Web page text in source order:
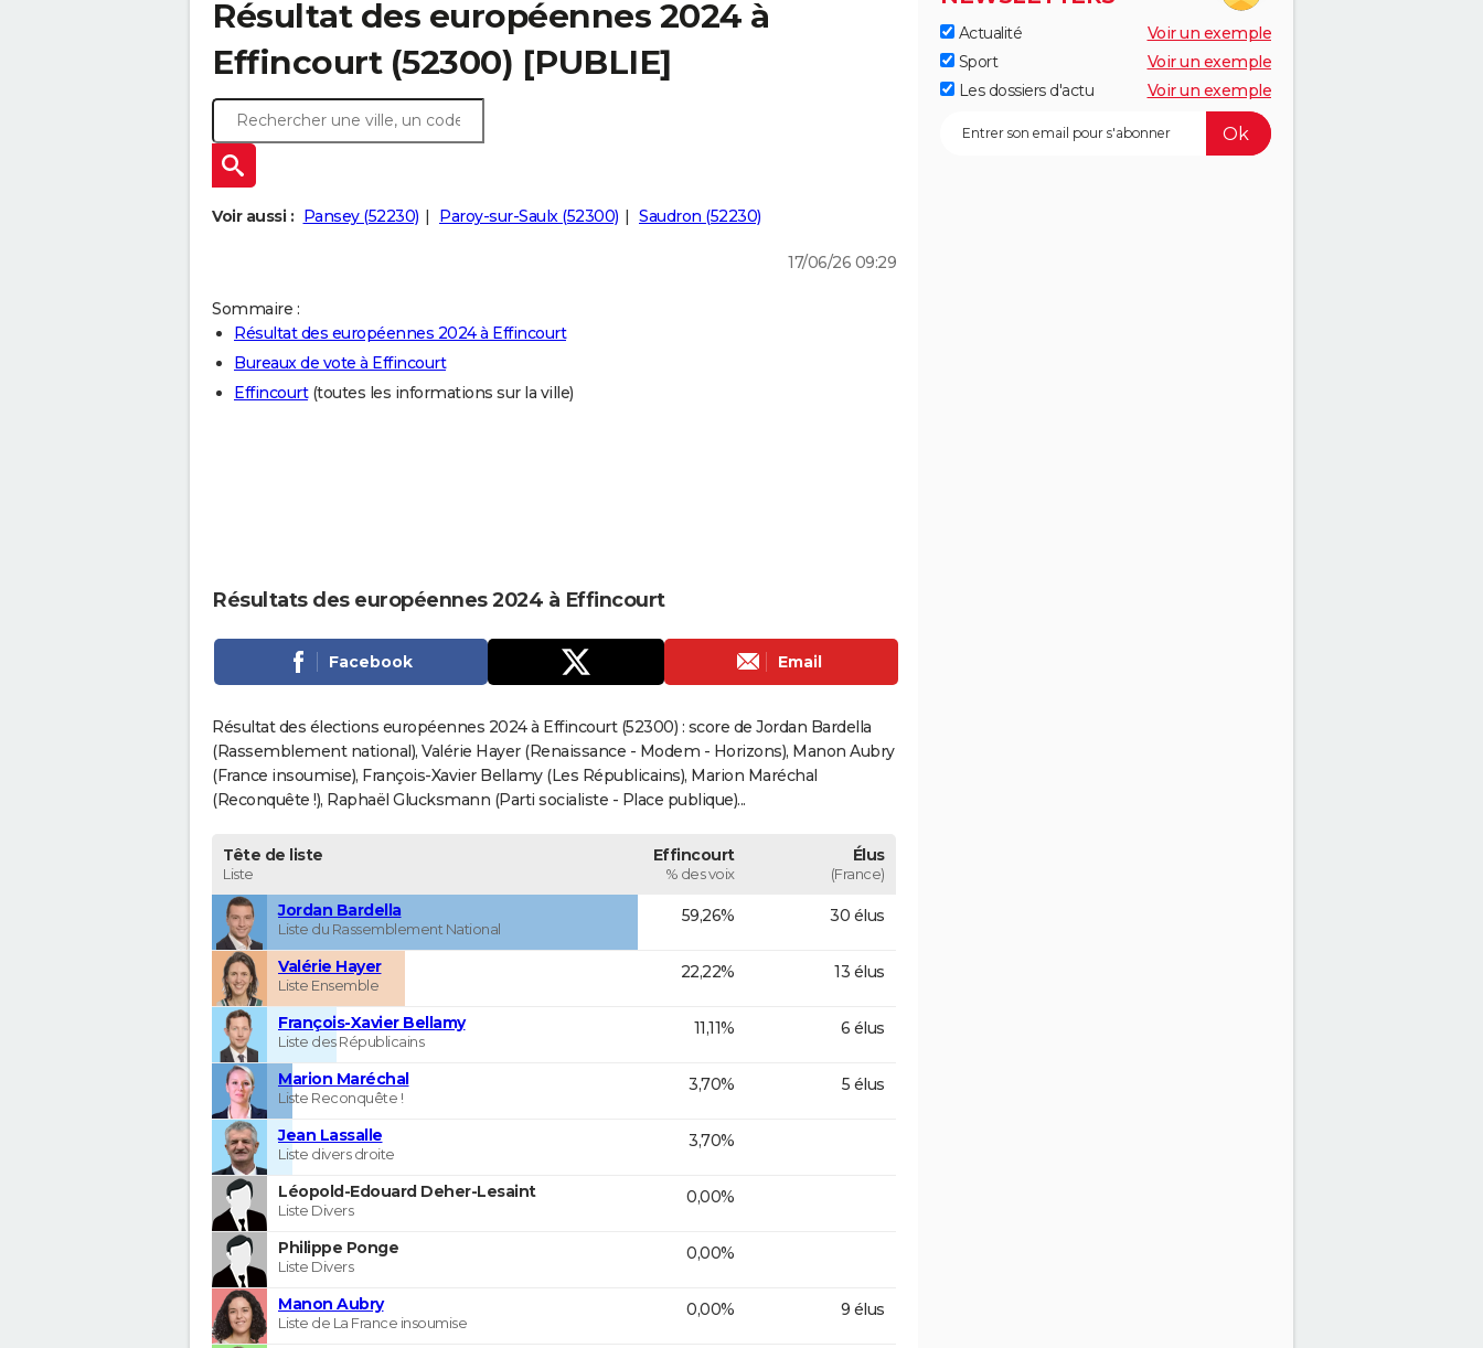
Résultat des européennes 2024 à
Effincourt (52300) [PUBLIE]
Voir aussi : Pansey (52230) Paroy-sur-Saulx (52300) Saudron (52230)
17/06/26 09:29
Sommaire :
Résultat des européennes 2024 à Effincourt
Bureaux de vote à Effincourt
Effincourt(toutes les informations sur la ville)
Résultats des européennes 2024 à Effincourt
Facebook Email
Résultat des élections européennes 2024 à Effincourt (52300) : score de Jordan Bardella
(Rassemblement national), Valérie Hayer (Renaissance - Modem - Horizons), Manon Aubry
(France insoumise), François-Xavier Bellamy (Les Républicains), Marion Maréchal
(Reconquête !), Raphaël Glucksmann (Parti socialiste - Place publique)...
Tête de liste
Liste
Effincourt
% des voix
Élus
(France)
Jordan Bardella
Liste du Rassemblement National
59,26% 30 élus
Valérie Hayer
Liste Ensemble
22,22% 13 élus
François-Xavier Bellamy
Liste des Républicains
11,11% 6 élus
Marion Maréchal
Liste Reconquête !
3,70% 5 élus
Jean Lassalle
Liste divers droite
3,70%
Léopold-Edouard Deher-Lesaint
Liste Divers
0,00%
Philippe Ponge
Liste Divers
0,00%
Manon Aubry
Liste de La France insoumise
0,00% 9 élus
Actualité
Voir un exemple
Sport
Voir un exemple
Les dossiers d'actu
Voir un exemple